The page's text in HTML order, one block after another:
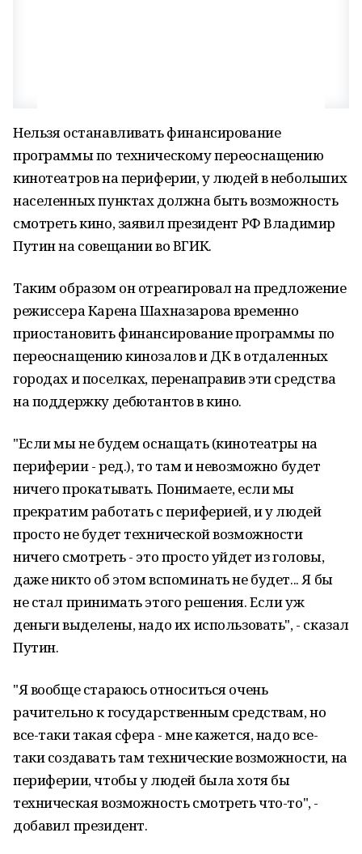
Нельзя останавливать финансирование
программы по техническому переоснащению
кинотеатров на периферии, у людей в небольших
населенных пунктах должна быть возможность
смотреть кино, заявил президент РФ Владимир
Путин на совещании во ВГИК.
Таким образом он отреагировал на предложение
режиссера Карена Шахназарова временно
приостановить финансирование программы по
переоснащению кинозалов и ДК в отдаленных
городах и поселках, перенаправив эти средства
на поддержку дебютантов в кино.
"Если мы не будем оснащать (кинотеатры на
периферии - ред.), то там и невозможно будет
ничего прокатывать. Понимаете, если мы
прекратим работать с периферией, и у людей
просто не будет технической возможности
ничего смотреть - это просто уйдет из головы,
даже никто об этом вспоминать не будет... Я бы
не стал принимать этого решения. Если уж
деньги выделены, надо их использовать", - сказал
Путин.
"Я вообще стараюсь относиться очень
рачительно к государственным средствам, но
все-таки такая сфера - мне кажется, надо все-
таки создавать там технические возможности, на
периферии, чтобы у людей была хотя бы
техническая возможность смотреть что-то", -
добавил президент.